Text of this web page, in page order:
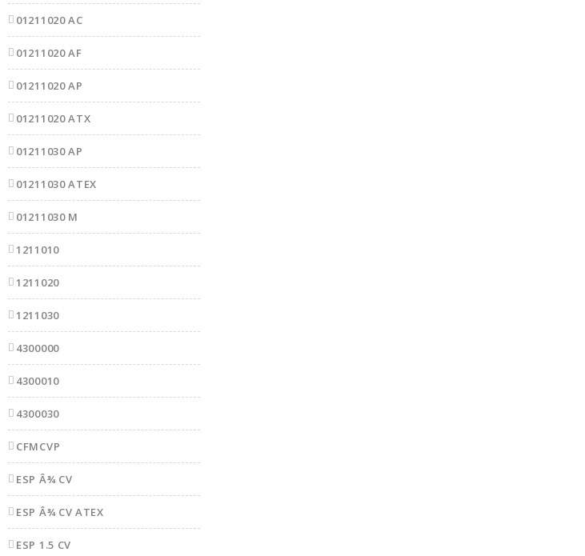
01211020 AC
01211020 AF
01211020 AP
01211020 ATX
01211030 AP
01211030 ATEX
01211030 M
1211010
1211020
1211030
4300000
4300010
4300030
CFMCVP
ESP Â¾ CV
ESP Â¾ CV ATEX
ESP 1.5 CV